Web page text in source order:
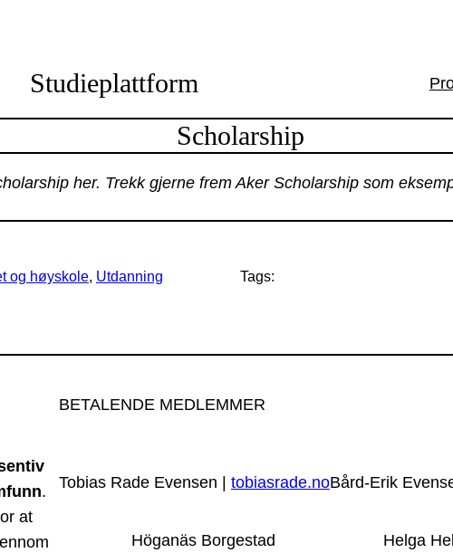
Studieplattform
Scholarship
her. Trekk gjerne frem Aker Scholarship som
og høyskole, Utdanning Tags:
.
at
BETALENDE MEDLEMMER
Tobias Rade Evensen | tobiasrade.noBård-Erik
Höganäs Borgestad
Helga